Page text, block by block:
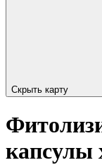
Скрыть карту
капсулы